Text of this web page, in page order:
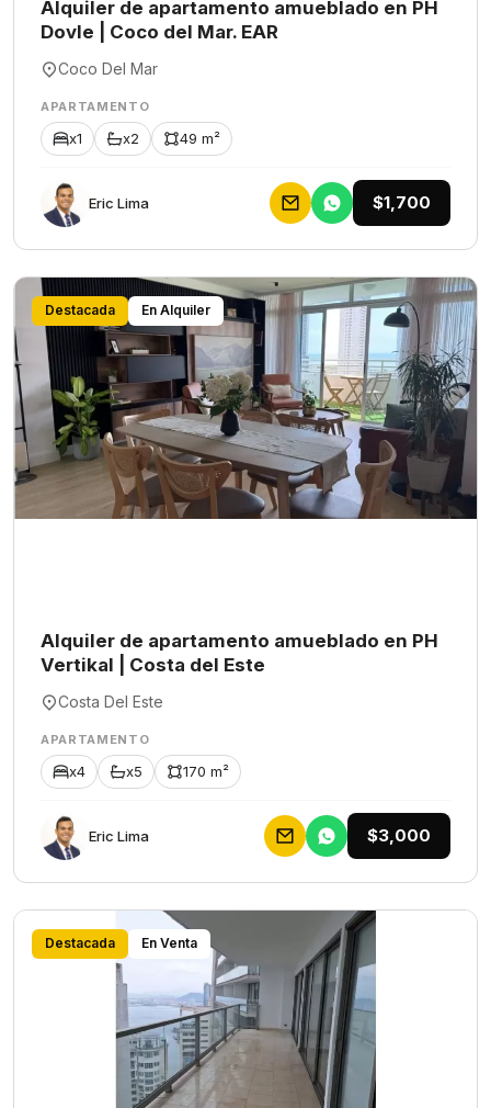
Alquiler de apartamento amueblado en PH
Dovle | Coco del Mar. EAR
Coco Del Mar
APARTAMENTO
x1 x2 49 m²
Eric Lima $1,700
Destacada En Alquiler
Alquiler de apartamento amueblado en PH
Vertikal | Costa del Este
Costa Del Este
APARTAMENTO
x4 x5 170 m²
Eric Lima $3,000
Destacada En Venta